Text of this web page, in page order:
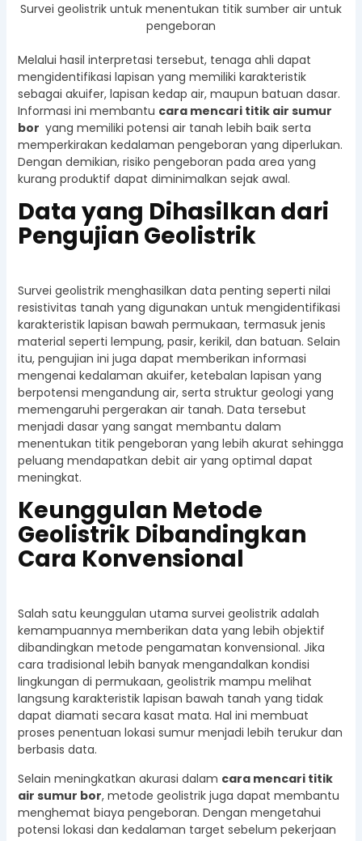
Survei geolistrik untuk menentukan titik sumber air untuk
pengeboran
Melalui hasil interpretasi tersebut, tenaga ahli dapat
mengidentifikasi lapisan yang memiliki karakteristik
sebagai akuifer, lapisan kedap air, maupun batuan dasar.
Informasi ini membantu cara mencari titik air sumur
bor yang memiliki potensi air tanah lebih baik serta
memperkirakan kedalaman pengeboran yang diperlukan.
Dengan demikian, risiko pengeboran pada area yang
kurang produktif dapat diminimalkan sejak awal.
Data yang Dihasilkan dari
Pengujian Geolistrik
Survei geolistrik menghasilkan data penting seperti nilai
resistivitas tanah yang digunakan untuk mengidentifikasi
karakteristik lapisan bawah permukaan, termasuk jenis
material seperti lempung, pasir, kerikil, dan batuan. Selain
itu, pengujian ini juga dapat memberikan informasi
mengenai kedalaman akuifer, ketebalan lapisan yang
berpotensi mengandung air, serta struktur geologi yang
memengaruhi pergerakan air tanah. Data tersebut
menjadi dasar yang sangat membantu dalam
menentukan titik pengeboran yang lebih akurat sehingga
peluang mendapatkan debit air yang optimal dapat
meningkat.
Keunggulan Metode
Geolistrik Dibandingkan
Cara Konvensional
Salah satu keunggulan utama survei geolistrik adalah
kemampuannya memberikan data yang lebih objektif
dibandingkan metode pengamatan konvensional. Jika
cara tradisional lebih banyak mengandalkan kondisi
lingkungan di permukaan, geolistrik mampu melihat
langsung karakteristik lapisan bawah tanah yang tidak
dapat diamati secara kasat mata. Hal ini membuat
proses penentuan lokasi sumur menjadi lebih terukur dan
berbasis data.
Selain meningkatkan akurasi dalam cara mencari titik
air sumur bor, metode geolistrik juga dapat membantu
menghemat biaya pengeboran. Dengan mengetahui
potensi lokasi dan kedalaman target sebelum pekerjaan